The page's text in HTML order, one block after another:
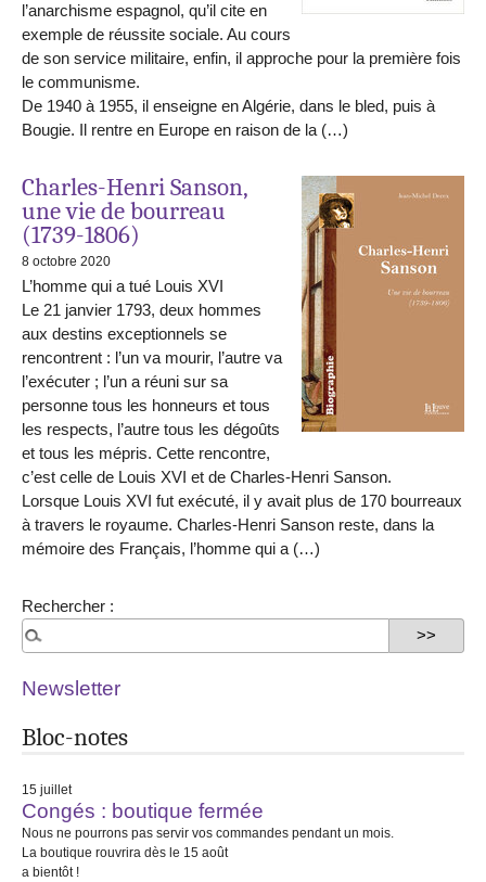
l’anarchisme espagnol, qu’il cite en
exemple de réussite sociale. Au cours
de son service militaire, enfin, il approche pour la première fois
le communisme.
De 1940 à 1955, il enseigne en Algérie, dans le bled, puis à
Bougie. Il rentre en Europe en raison de la (…)
Charles-Henri Sanson,
une vie de bourreau
(1739-1806)
8 octobre 2020
L’homme qui a tué Louis XVI
Le 21 janvier 1793, deux hommes
aux destins exceptionnels se
rencontrent : l’un va mourir, l’autre va
l’exécuter ; l’un a réuni sur sa
personne tous les honneurs et tous
les respects, l’autre tous les dégoûts
et tous les mépris. Cette rencontre,
c’est celle de Louis XVI et de Charles-Henri Sanson.
Lorsque Louis XVI fut exécuté, il y avait plus de 170 bourreaux
à travers le royaume. Charles-Henri Sanson reste, dans la
mémoire des Français, l’homme qui a (…)
Rechercher :
Newsletter
Bloc-notes
15 juillet
Congés : boutique fermée
Nous ne pourrons pas servir vos commandes pendant un mois.
La boutique rouvrira dès le 15 août
a bientôt !